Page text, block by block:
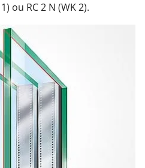
ou RC 2 N (WK 2).